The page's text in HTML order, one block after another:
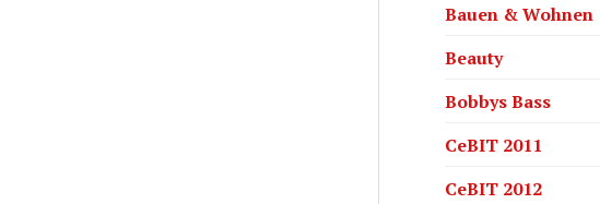
Bauen & Wohnen
Beauty
Bobbys Bass
CeBIT 2011
CeBIT 2012